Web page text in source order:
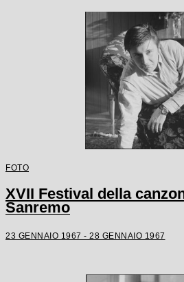
FOTO
XVII Festival della
Sanremo
23 GENNAIO 1967 - 28 GENNAIO 1967